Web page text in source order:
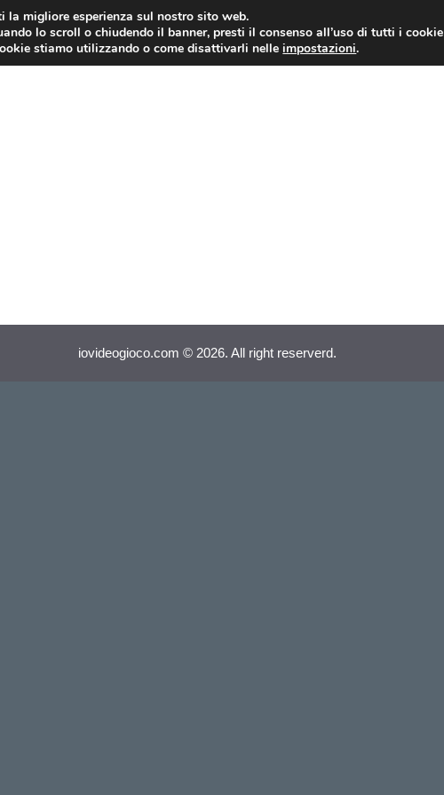
VIDEOGIOCHI NEWS RECENSIONI
iovideogioco.com © 2026. All right reserverd.
migliore esperienza sul nostro sito web.
lo scroll o chiudendo il banner, presti il consenso all’uso di tutti i cookie
stiamo utilizzando o come disattivarli nelleimpostazioni.